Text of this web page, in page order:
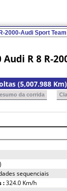
Audi R 8 R-
(5,007.988
da corrida
sequenciais
:324.0 Km/h